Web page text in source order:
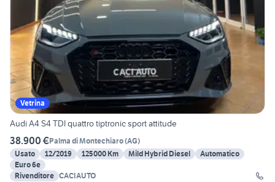
Vetrina
Audi A4 S4 TDI quattro tiptronic sport attitude
38.900 €Palma di Montechiaro(AG)
Usato
12/2019 125000 Km Mild Hybrid Diesel
Automatico
Euro 6e
Rivenditore CACIAUTO